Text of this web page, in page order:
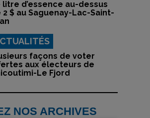
litre d’essence au-dessus
2 $ au Saguenay-Lac-Saint-
façons de voter
aux électeurs de
Le Fjord
NOS ARCHIVES